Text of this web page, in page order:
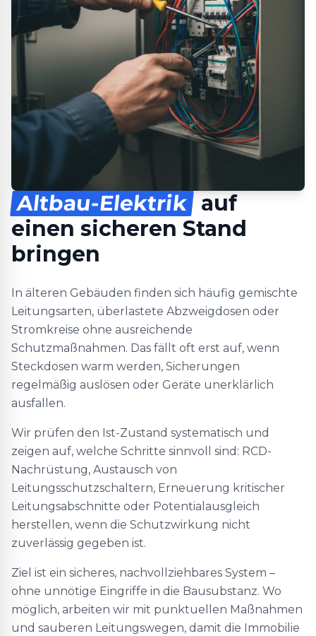
Altbau-Elektrik auf
einen sicheren Stand
bringen
In älteren Gebäuden finden sich häufig gemischte
Leitungsarten, überlastete Abzweigdosen oder
Stromkreise ohne ausreichende
Schutzmaßnahmen. Das fällt oft erst auf, wenn
Steckdosen warm werden, Sicherungen
regelmäßig auslösen oder Geräte unerklärlich
ausfallen.
Wir prüfen den Ist-Zustand systematisch und
zeigen auf, welche Schritte sinnvoll sind: RCD-
Nachrüstung, Austausch von
Leitungsschutzschaltern, Erneuerung kritischer
Leitungsabschnitte oder Potentialausgleich
herstellen, wenn die Schutzwirkung nicht
zuverlässig gegeben ist.
Ziel ist ein sicheres, nachvollziehbares System –
ohne unnötige Eingriffe in die Bausubstanz. Wo
möglich, arbeiten wir mit punktuellen Maßnahmen
und sauberen Leitungswegen, damit die Immobilie